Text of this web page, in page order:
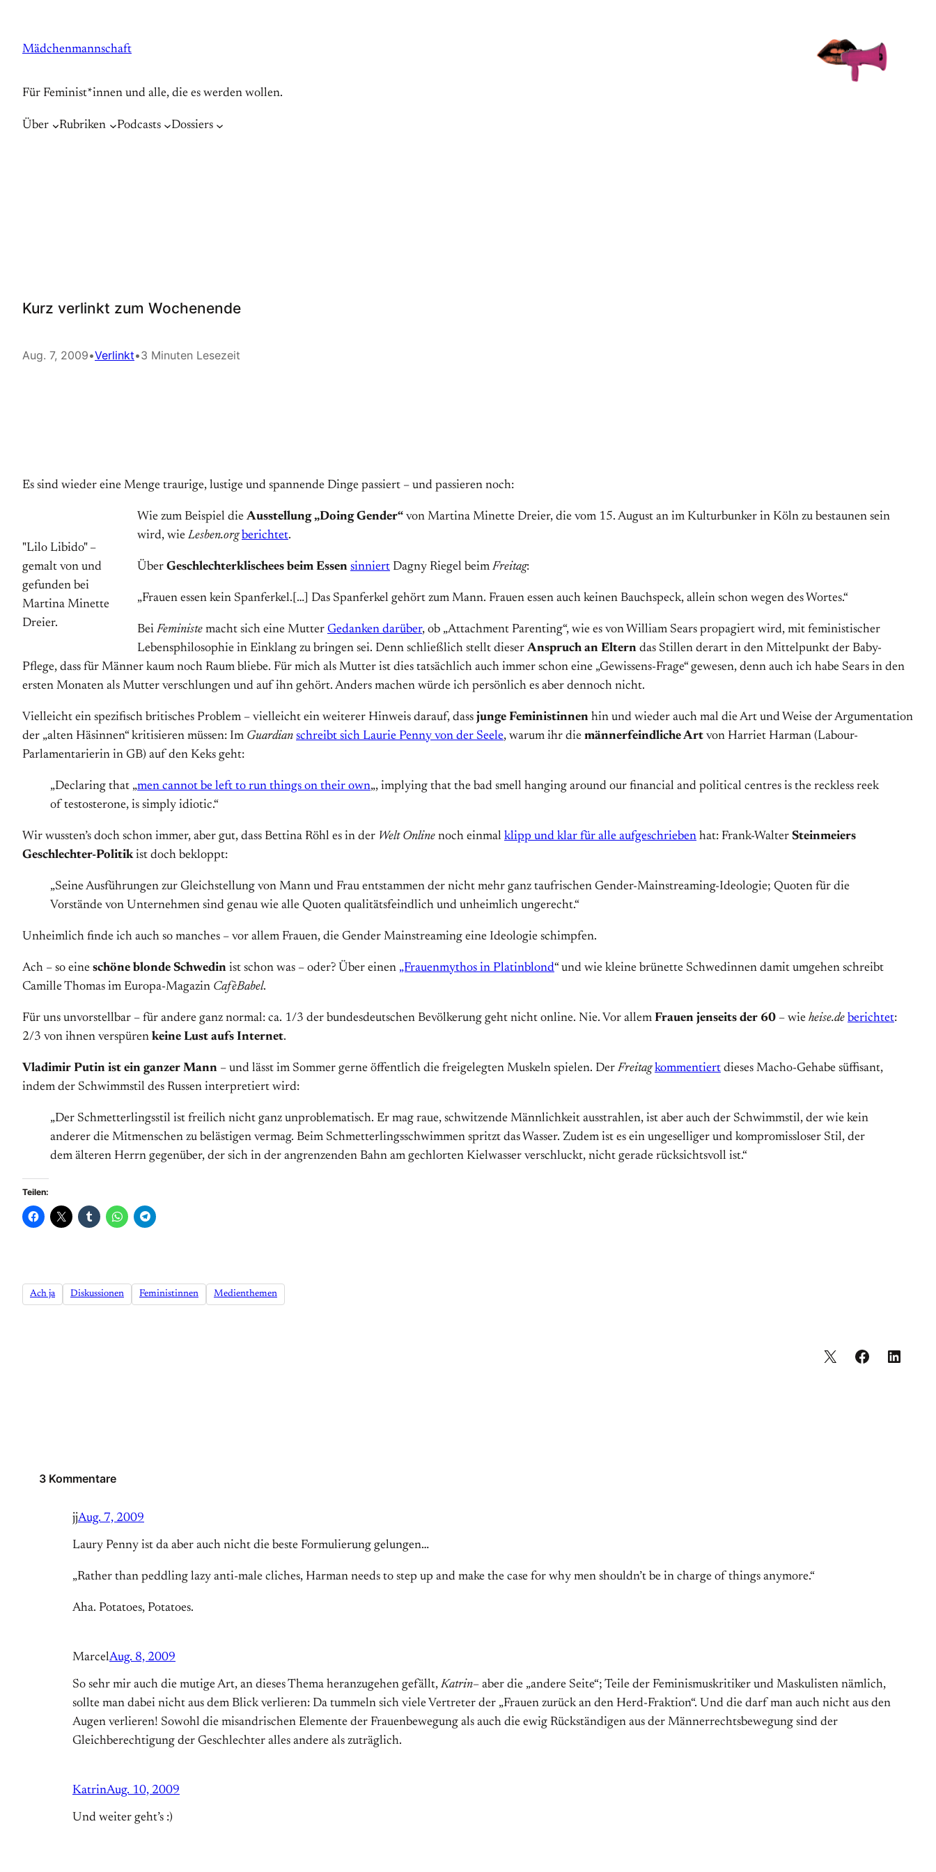
springen
Mädchenmannschaft
Für Feminist*innen und alle, die es werden wollen.
Über Rubriken Podcasts Dossiers
Kurz verlinkt zum Wochenende
Aug. 7, 2009•Verlinkt•3 Minuten Lesezeit
Es sind wieder eine Menge traurige, lustige und spannende Dinge passiert – und passieren noch:
"Lilo Libido" –
gemalt von und
gefunden bei
Martina Minette
Dreier.
Wie zum Beispiel die Ausstellung „Doing Gender“ von Martina Minette Dreier, die vom 15. August an im Kulturbunker in Köln zu bestaunen sein
wird, wie Lesben.orgberichtet.
Über Geschlechterklischees beim Essen sinniert Dagny Riegel beim Freitag:
„Frauen essen kein Spanferkel.[…] Das Spanferkel gehört zum Mann. Frauen essen auch keinen Bauchspeck, allein schon wegen des Wortes.“
Bei Feministe macht sich eine Mutter Gedanken darüber, ob „Attachment Parenting“, wie es von William Sears propagiert wird, mit feministischer
Lebensphilosophie in Einklang zu bringen sei. Denn schließlich stellt dieser Anspruch an Eltern das Stillen derart in den Mittelpunkt der Baby-
Pflege, dass für Männer kaum noch Raum bliebe. Für mich als Mutter ist dies tatsächlich auch immer schon eine „Gewissens-Frage“ gewesen, denn auch ich habe Sears in den
ersten Monaten als Mutter verschlungen und auf ihn gehört. Anders machen würde ich persönlich es aber dennoch nicht.
Vielleicht ein spezifisch britisches Problem – vielleicht ein weiterer Hinweis darauf, dass junge Feministinnen hin und wieder auch mal die Art und Weise der Argumentation
der „alten Häsinnen“ kritisieren müssen: Im Guardian schreibt sich Laurie Penny von der Seele, warum ihr die männerfeindliche Art von Harriet Harman (Labour-
Parlamentarierin in GB) auf den Keks geht:
„Declaring that „men cannot be left to run things on their own„, implying that the bad smell hanging around our financial and political centres is the reckless reek
of testosterone, is simply idiotic.“
Wir wussten’s doch schon immer, aber gut, dass Bettina Röhl es in der Welt Online noch einmal klipp und klar für alle aufgeschrieben hat: Frank-Walter Steinmeiers
Geschlechter-Politikist doch bekloppt:
„Seine Ausführungen zur Gleichstellung von Mann und Frau entstammen der nicht mehr ganz taufrischen Gender-Mainstreaming-Ideologie; Quoten für die
Vorstände von Unternehmen sind genau wie alle Quoten qualitätsfeindlich und unheimlich ungerecht.“
Unheimlich finde ich auch so manches – vor allem Frauen, die Gender Mainstreaming eine Ideologie schimpfen.
Ach – so eine schöne blonde Schwedin ist schon was – oder? Über einen „Frauenmythos in Platinblond“ und wie kleine brünette Schwedinnen damit umgehen schreibt
Camille Thomas im Europa-Magazin CafèBabel.
Für uns unvorstellbar – für andere ganz normal: ca. 1/3 der bundesdeutschen Bevölkerung geht nicht online. Nie. Vor allem Frauen jenseits der 60 – wie heise.de berichtet:
2/3 von ihnen verspüren keine Lust aufs Internet.
Vladimir Putin ist ein ganzer Mann – und lässt im Sommer gerne öffentlich die freigelegten Muskeln spielen. Der Freitag kommentiert dieses Macho-Gehabe süffisant,
indem der Schwimmstil des Russen interpretiert wird:
„Der Schmetterlingsstil ist freilich nicht ganz unproblematisch. Er mag raue, schwitzende Männlichkeit ausstrahlen, ist aber auch der Schwimmstil, der wie kein
anderer die Mitmenschen zu belästigen vermag. Beim Schmetterlingsschwimmen spritzt das Wasser. Zudem ist es ein ungeselliger und kompromissloser Stil, der
dem älteren Herrn gegenüber, der sich in der angrenzenden Bahn am gechlorten Kielwasser verschluckt, nicht gerade rücksichtsvoll ist.“
Teilen:
Ach ja Diskussionen Feministinnen Medienthemen
3 Kommentare
jjAug. 7, 2009
Laury Penny ist da aber auch nicht die beste Formulierung gelungen…
„Rather than peddling lazy anti-male cliches, Harman needs to step up and make the case for why men shouldn’t be in charge of things anymore.“
Aha. Potatoes, Potatoes.
MarcelAug. 8, 2009
So sehr mir auch die mutige Art, an dieses Thema heranzugehen gefällt, Katrin– aber die „andere Seite“; Teile der Feminismuskritiker und Maskulisten nämlich,
sollte man dabei nicht aus dem Blick verlieren: Da tummeln sich viele Vertreter der „Frauen zurück an den Herd-Fraktion“. Und die darf man auch nicht aus den
Augen verlieren! Sowohl die misandrischen Elemente der Frauenbewegung als auch die ewig Rückständigen aus der Männerrechtsbewegung sind der
Gleichberechtigung der Geschlechter alles andere als zuträglich.
KatrinAug. 10, 2009
Und weiter geht’s :)